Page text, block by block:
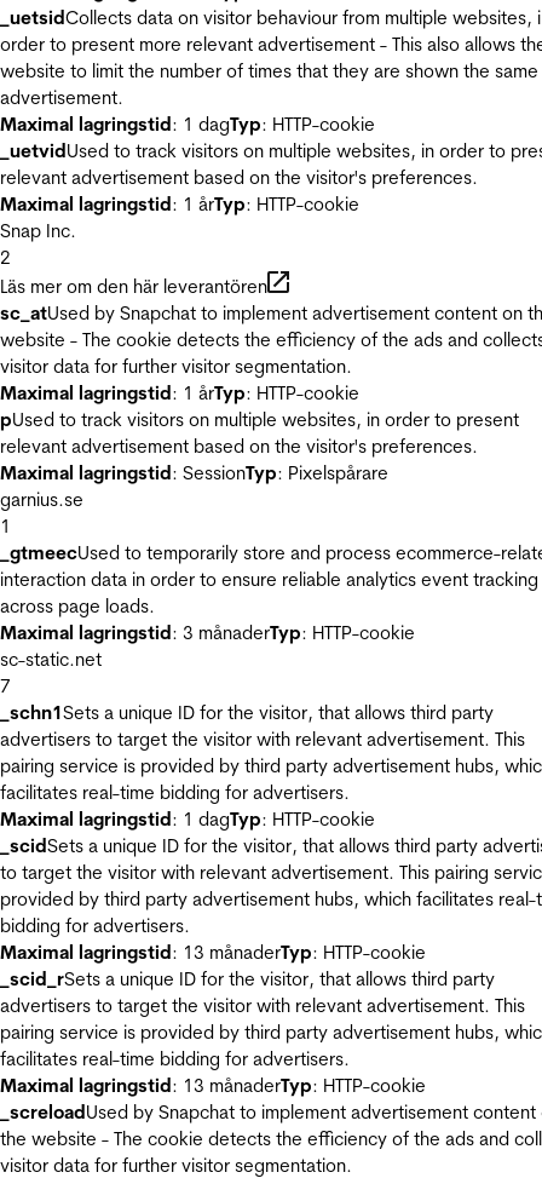
_uetsidCollects data on visitor behaviour from multiple websites,
order to present more relevant advertisement - This also allows
website to limit the number of times that they are shown the same
advertisement.
Maximal lagringstid: 1 dagTyp: HTTP-cookie
_uetvidUsed to track visitors on multiple websites, in order to
relevant advertisement based on the visitor's preferences.
Maximal lagringstid: 1 årTyp: HTTP-cookie
Snap Inc.
2
Läs mer om den här leverantören
sc_atUsed by Snapchat to implement advertisement content on
website - The cookie detects the efficiency of the ads and
visitor data for further visitor segmentation.
Maximal lagringstid: 1 årTyp: HTTP-cookie
pUsed to track visitors on multiple websites, in order to present
relevant advertisement based on the visitor's preferences.
Maximal lagringstid: SessionTyp: Pixelspårare
garnius.se
1
_gtmeecUsed to temporarily store and process ecommerce-
interaction data in order to ensure reliable analytics event tracking
across page loads.
Maximal lagringstid: 3 månaderTyp: HTTP-cookie
sc-static.net
7
_schn1Sets a unique ID for the visitor, that allows third party
advertisers to target the visitor with relevant advertisement. This
pairing service is provided by third party advertisement hubs,
facilitates real-time bidding for advertisers.
Maximal lagringstid: 1 dagTyp: HTTP-cookie
_scidSets a unique ID for the visitor, that allows third party
to target the visitor with relevant advertisement. This pairing
provided by third party advertisement hubs, which facilitates real-
bidding for advertisers.
Maximal lagringstid: 13 månaderTyp: HTTP-cookie
_scid_rSets a unique ID for the visitor, that allows third party
advertisers to target the visitor with relevant advertisement. This
pairing service is provided by third party advertisement hubs,
facilitates real-time bidding for advertisers.
Maximal lagringstid: 13 månaderTyp: HTTP-cookie
_screloadUsed by Snapchat to implement advertisement content
the website - The cookie detects the efficiency of the ads and
visitor data for further visitor segmentation.